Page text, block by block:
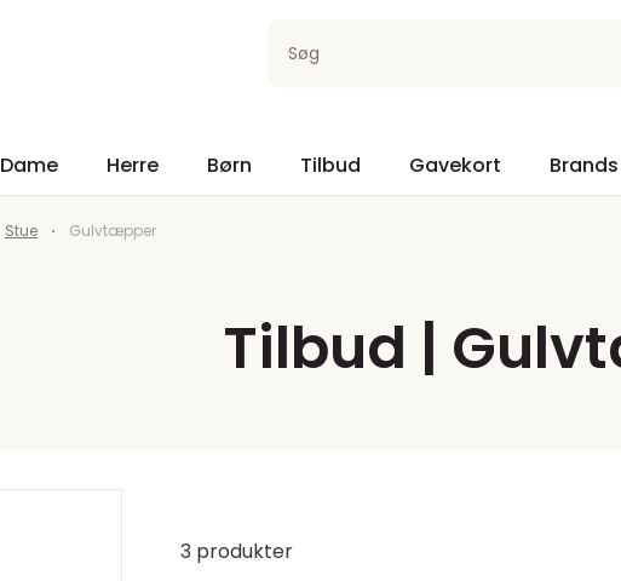
Søg
Dame Herre Børn Tilbud Gavekort Brands
Stue Gulvtæpper
Tilbud |
3 produkter